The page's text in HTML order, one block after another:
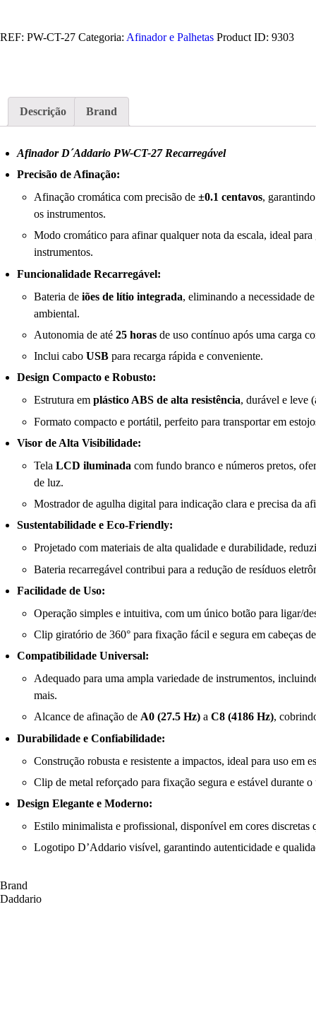
PW-
Recarregável
REF: PW-CT-27 Categoria: Afinador e Palhetas Product ID: 9303
Descrição Brand
Afinador D´Addario PW-CT-27 Recarregável
Precisão de Afinação:
Afinação cromática com precisão de ±0.1 centavos,
os instrumentos.
Modo cromático para afinar qualquer nota da escala, ideal
instrumentos.
Funcionalidade Recarregável:
Bateria de iões de lítio integrada, eliminando a necessidade
ambiental.
Autonomia de até 25 horas de uso contínuo após uma carga
Inclui cabo USB para recarga rápida e conveniente.
Design Compacto e Robusto:
Estrutura em plástico ABS de alta resistência, durável e leve
Formato compacto e portátil, perfeito para transportar em
Visor de Alta Visibilidade:
Tela LCD iluminada com fundo branco e números pretos,
de luz.
Mostrador de agulha digital para indicação clara e precisa da
Sustentabilidade e Eco-Friendly:
Projetado com materiais de alta qualidade e durabilidade,
Bateria recarregável contribui para a redução de resíduos
Facilidade de Uso:
Operação simples e intuitiva, com um único botão para ligar/
Clip giratório de 360° para fixação fácil e segura em cabeças
Compatibilidade Universal:
Adequado para uma ampla variedade de instrumentos,
mais.
Alcance de afinação de A0 (27.5 Hz) a C8 (4186 Hz),
Durabilidade e Confiabilidade:
Construção robusta e resistente a impactos, ideal para uso em
Clip de metal reforçado para fixação segura e estável durante o
Design Elegante e Moderno:
Estilo minimalista e profissional, disponível em cores discretas
Logotipo D’Addario visível, garantindo autenticidade e
Brand
Daddario